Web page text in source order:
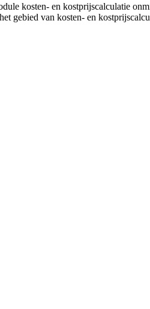
kosten- en kostprijscalculatie
gebied van kosten- en